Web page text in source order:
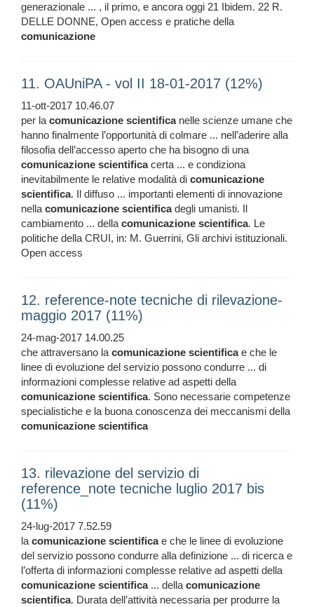
generazionale ... , il primo, e ancora oggi 21 Ibidem. 22 R.
DELLE DONNE, Open access e pratiche della
comunicazione
11. OAUniPA - vol II 18-01-2017 (12%)
11-ott-2017 10.46.07
per lacomunicazione scientificanelle scienze umane che
hanno finalmente l’opportunità di colmare ... nell’aderire alla
filosofia dell’accesso aperto che ha bisogno di una
comunicazione scientificacerta ... e condiziona
inevitabilmente le relative modalità di comunicazione
scientifica. Il diffuso ... importanti elementi di innovazione
nellacomunicazione scientificadegli umanisti. Il
cambiamento ... dellacomunicazione scientifica. Le
politiche della CRUI, in: M. Guerrini, Gli archivi istituzionali.
Open access
12. reference-note tecniche di rilevazione-
maggio 2017 (11%)
24-mag-2017 14.00.25
che attraversano lacomunicazione scientificae che le
linee di evoluzione del servizio possono condurre ... di
informazioni complesse relative ad aspetti della
comunicazione scientifica. Sono necessarie competenze
specialistiche e la buona conoscenza dei meccanismi della
comunicazione scientifica
13. rilevazione del servizio di
reference_note tecniche luglio 2017 bis
(11%)
24-lug-2017 7.52.59
lacomunicazione scientificae che le linee di evoluzione
del servizio possono condurre alla definizione ... di ricerca e
l’offerta di informazioni complesse relative ad aspetti della
comunicazione scientifica... dellacomunicazione
scientifica. Durata dell’attività necessaria per produrre la